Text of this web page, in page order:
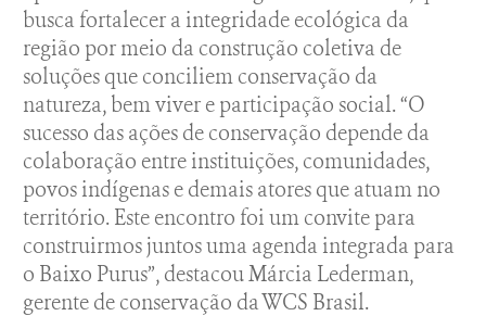
busca fortalecer a integridade ecológica da
região por meio da construção coletiva de
soluções que conciliem conservação da
natureza, bem viver e participação social. “O
sucesso das ações de conservação depende da
colaboração entre instituições, comunidades,
povos indígenas e demais atores que atuam no
território. Este encontro foi um convite para
construirmos juntos uma agenda integrada para
o Baixo Purus”, destacou Márcia Lederman,
gerente de conservação da WCS Brasil.